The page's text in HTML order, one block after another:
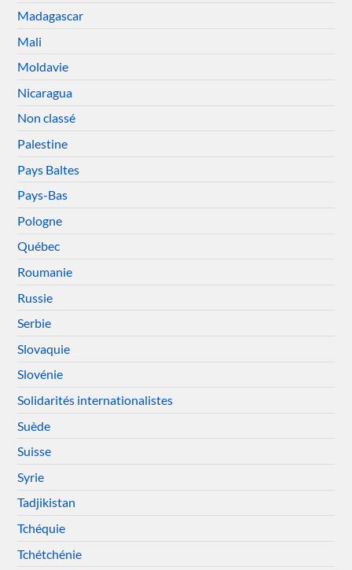
Madagascar
Mali
Moldavie
Nicaragua
Non classé
Palestine
Pays Baltes
Pays-Bas
Pologne
Québec
Roumanie
Russie
Serbie
Slovaquie
Slovénie
Solidarités internationalistes
Suède
Suisse
Syrie
Tadjikistan
Tchéquie
Tchétchénie